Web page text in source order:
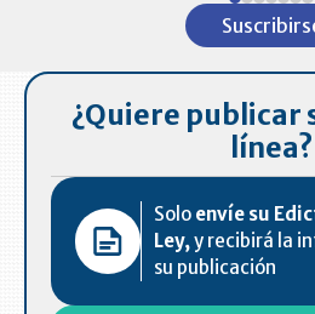
¿Quiere publicar
línea?
Solo envíe su
Ley,y recibirá la
su publicación